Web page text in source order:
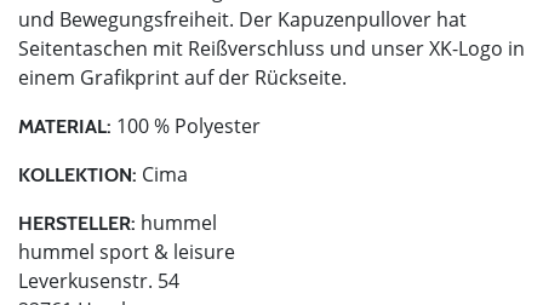
und Bewegungsfreiheit. Der Kapuzenpullover hat
Seitentaschen mit Reißverschluss und unser XK-Logo in
einem Grafikprint auf der Rückseite.
MATERIAL: 100 % Polyester
KOLLEKTION: Cima
HERSTELLER: hummel
hummel sport & leisure
Leverkusenstr. 54